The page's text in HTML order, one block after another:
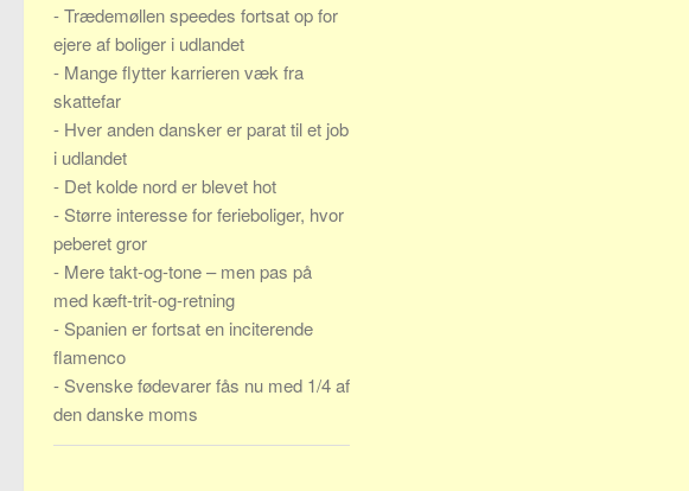
-Trædemøllen speedes fortsat op for
ejere af boliger i udlandet
- Mange flytter karrieren væk fra
skattefar
- Hver anden dansker er parat til et job
i udlandet
- Det kolde nord er blevet hot
- Større interesse for ferieboliger, hvor
peberet gror
- Mere takt-og-tone – men pas på
med kæft-trit-og-retning
- Spanien er fortsat en inciterende
flamenco
- Svenske fødevarer fås nu med 1/4 af
den danske moms